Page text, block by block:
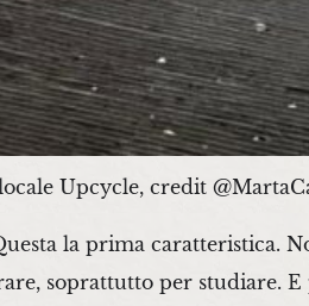
Upcycle, credit
la prima caratteristica.
soprattutto per studiare.